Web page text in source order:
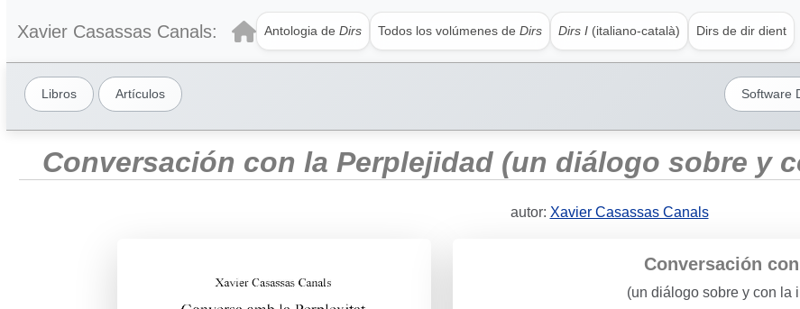
Xavier Casassas Canals: Antologia de Dirs Todos los volúmenes de Dirs Dirs I (italiano-català) Dirs de dir dient
Libros Artículos Software
Conversación con la Perplejidad (un diálogo sobre y
autor: Xavier Casassas Canals
Conversación
(un diálogo sobre y con la